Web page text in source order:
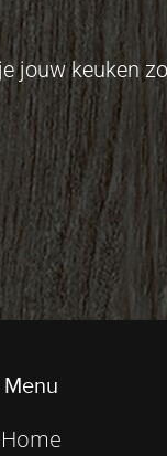
jouw keuken
Menu
Home